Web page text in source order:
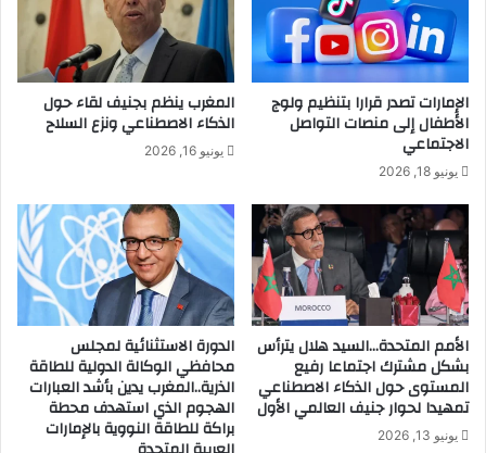
الإمارات تصدر قرارا بتنظيم ولوج
الأطفال إلى منصات التواصل
الاجتماعي
يونيو 18, 2026
المغرب ينظم بجنيف لقاء حول
الذكاء الاصطناعي ونزع السلاح
يونيو 16, 2026
الأمم المتحدة…السيد هلال يترأس
بشكل مشترك اجتماعا رفيع
المستوى حول الذكاء الاصطناعي
تمهيدا لحوار جنيف العالمي الأول
يونيو 13, 2026
الدورة الاستثنائية لمجلس
محافظي الوكالة الدولية للطاقة
الذرية..المغرب يدين بأشد العبارات
الهجوم الذي استهدف محطة
براكة للطاقة النووية بالإمارات